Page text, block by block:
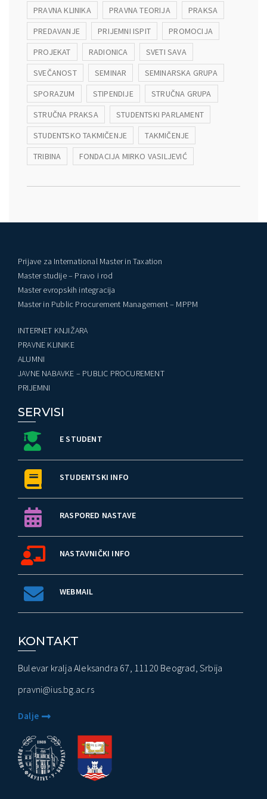
PRAVNA KLINIKA
PRAVNA TEORIJA
PRAKSA
PREDAVANJE
PRIJEMNI ISPIT
PROMOCIJA
PROJEKAT
RADIONICA
SVETI SAVA
SVEČANOST
SEMINAR
SEMINARSKA GRUPA
SPORAZUM
STIPENDIJE
STRUČNA GRUPA
STRUČNA PRAKSA
STUDENTSKI PARLAMENT
STUDENTSKO TAKMIČENJE
TAKMIČENJE
TRIBINA
FONDACIJA MIRKO VASILJEVIĆ
Prijave za International Master in Taxation
Master studije – Pravo i rod
Master evropskih integracija
Master in Public Procurement Management – MPPM
INTERNET KNJIŽARA
PRAVNE KLINIKE
ALUMNI
JAVNE NABAVKE – PUBLIC PROCUREMENT
PRIJEMNI
SERVISI
E STUDENT
STUDENTSKI INFO
RASPORED NASTAVE
NASTAVNIČKI INFO
WEBMAIL
KONTAKT
Bulevar kralja Aleksandra 67, 11120 Beograd, Srbija
pravni@ius.bg.ac.rs
Dalje